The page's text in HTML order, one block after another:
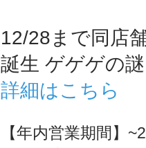
12/28まで同店
誕生 ゲゲゲの
詳細はこちら
【年内営業期間】